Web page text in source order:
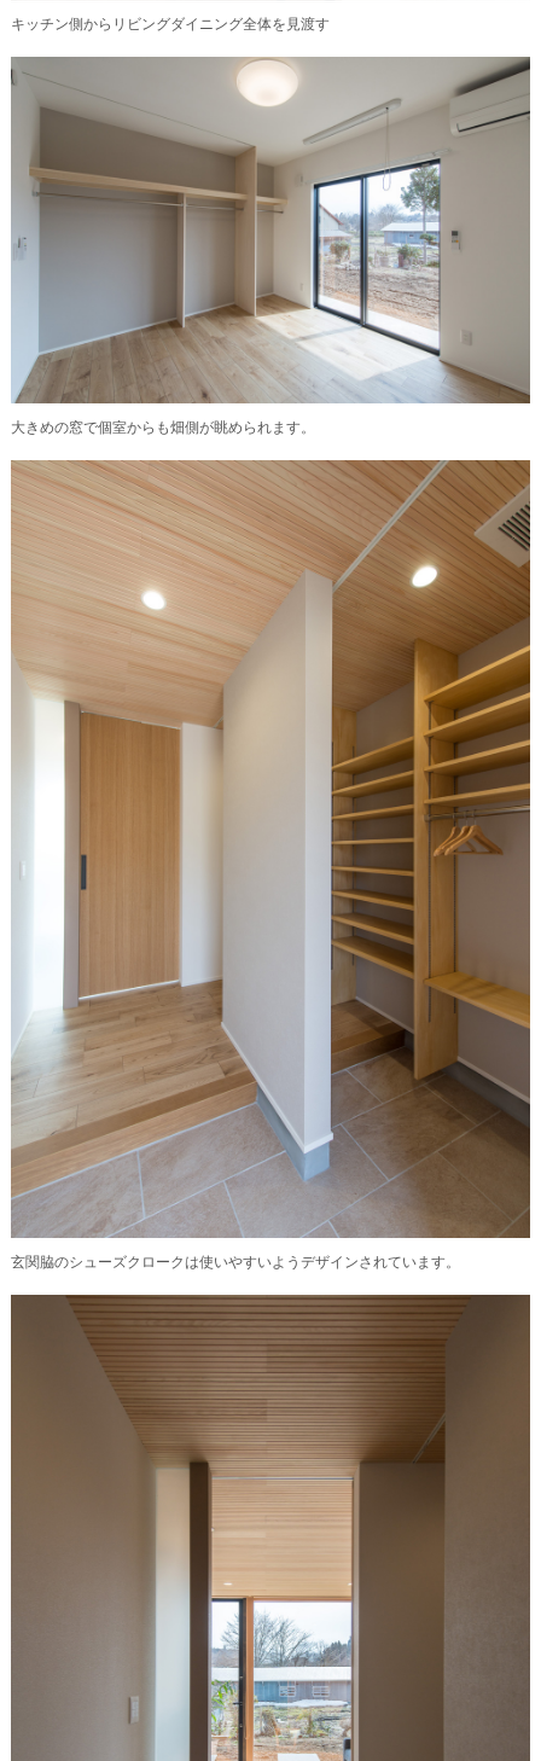
キッチン側からリビングダイニング全体を見渡す
大きめの窓で個室からも畑側が眺められます。
玄関脇のシューズクロークは使いやすいようデザインされています。